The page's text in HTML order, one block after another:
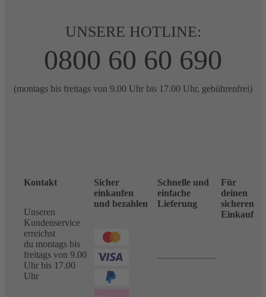
UNSERE HOTLINE:
0800 60 60 690
(montags bis freitags von 9.00 Uhr bis 17.00 Uhr, gebührenfrei)
Kontakt
Unseren
Kundenservice
erreichst
du montags bis
freitags von 9.00
Uhr bis 17.00
Uhr
Sicher
einkaufen
und bezahlen
Schnelle und
einfache
Lieferung
Für
deinen
sicheren
Einkauf